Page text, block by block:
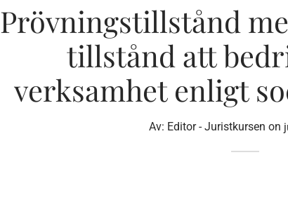
Prövningstillstånd
tillstånd att
verksamhet enligt
Av: Editor - Juristkursen on